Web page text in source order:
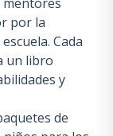
por la
Cada
un libro
y
de